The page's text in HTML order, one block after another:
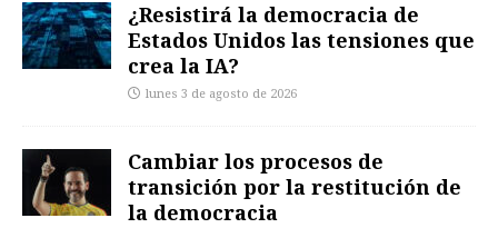
¿Resistirá la democracia de
Estados Unidos las tensiones que
crea la IA?
lunes 3 de agosto de 2026
Cambiar los procesos de
transición por la restitución de
la democracia